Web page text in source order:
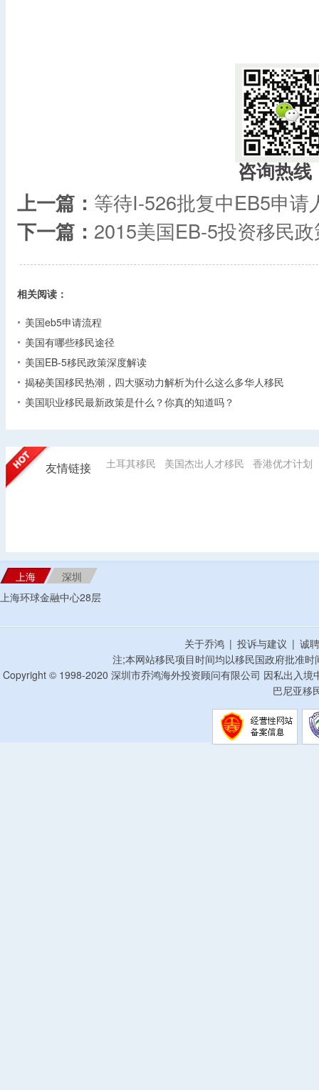
咨询热线
上一篇： 等待I-526批复中EB5申请
下一篇： 2015美国EB-5投资移民
相关阅读：
美国eb5申请流程
美国有哪些移民途径
美国EB-5移民政策深度解读
揭秘美国移民热潮，四大驱动力解析为什么这么多华人移民
美国职业移民最新政策是什么？你真的知道吗？
友情链接 土耳其移民 美国杰出人才移民 香港优才计划
上海
深圳
上海环球金融中心28层
关于乔鸿 | 投诉与建议 | 诚
注;本网站移民项目时间均以移民国政府批准
Copyright © 1998-2020 深圳市乔鸿海外投资顾问有限公司 因私出入
巴尼亚移